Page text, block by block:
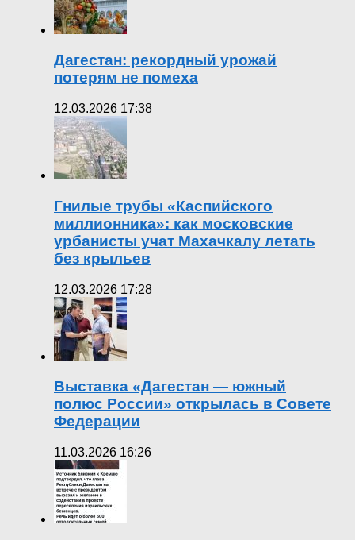
Дагестан: рекордный урожай
потерям не помеха
12.03.2026 17:38
Гнилые трубы «Каспийского
миллионника»: как московские
урбанисты учат Махачкалу летать
без крыльев
12.03.2026 17:28
Выставка «Дагестан — южный
полюс России» открылась в Совете
Федерации
11.03.2026 16:26